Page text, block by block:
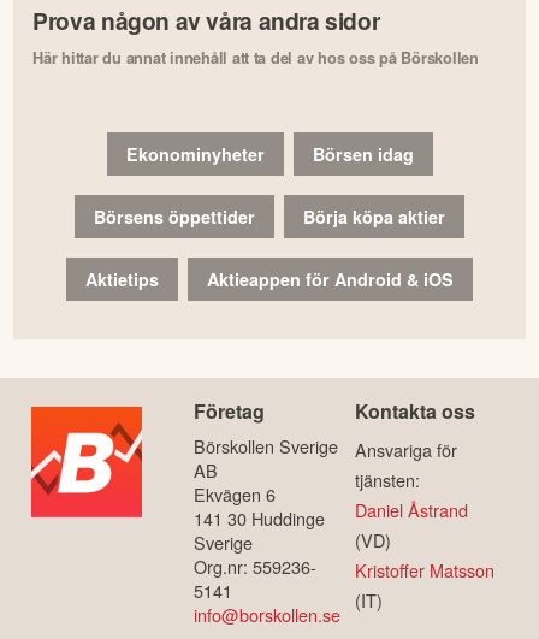
Prova någon av våra andra sidor
Här hittar du annat innehåll att ta del av hos oss på Börskollen
Ekonominyheter Börsen idag
Börsens öppettider Börja köpa aktier
Aktietips Aktieappen för Android & iOS
Företag
Börskollen Sverige
AB
Ekvägen 6
141 30 Huddinge
Sverige
Org.nr: 559236-
5141
info@borskollen.se
Kontakta oss
Ansvariga för
tjänsten:
Daniel Åstrand
(VD)
Kristoffer Matsson
(IT)